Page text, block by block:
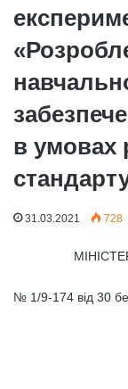
в умовах
31.03.2021 728
№ 1/9-174 від 30